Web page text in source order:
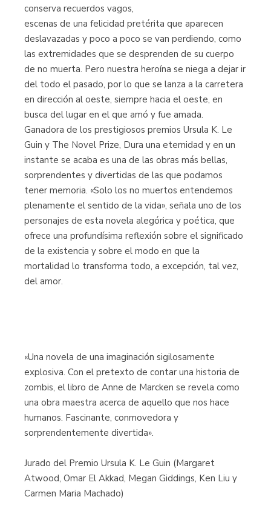
conserva recuerdos vagos,
escenas de una felicidad pretérita que aparecen
deslavazadas y poco a poco se van perdiendo, como
las extremidades que se desprenden de su cuerpo
de no muerta. Pero nuestra heroína se niega a dejar ir
del todo el pasado, por lo que se lanza a la carretera
en dirección al oeste, siempre hacia el oeste, en
busca del lugar en el que amó y fue amada.
Ganadora de los prestigiosos premios Ursula K. Le
Guin y The Novel Prize, Dura una eternidad y en un
instante se acaba es una de las obras más bellas,
sorprendentes y divertidas de las que podamos
tener memoria. «Solo los no muertos entendemos
plenamente el sentido de la vida», señala uno de los
personajes de esta novela alegórica y poética, que
ofrece una profundísima reflexión sobre el significado
de la existencia y sobre el modo en que la
mortalidad lo transforma todo, a excepción, tal vez,
del amor.
«Una novela de una imaginación sigilosamente
explosiva. Con el pretexto de contar una historia de
zombis, el libro de Anne de Marcken se revela como
una obra maestra acerca de aquello que nos hace
humanos. Fascinante, conmovedora y
sorprendentemente divertida».
Jurado del Premio Ursula K. Le Guin (Margaret
Atwood, Omar El Akkad, Megan Giddings, Ken Liu y
Carmen Maria Machado)